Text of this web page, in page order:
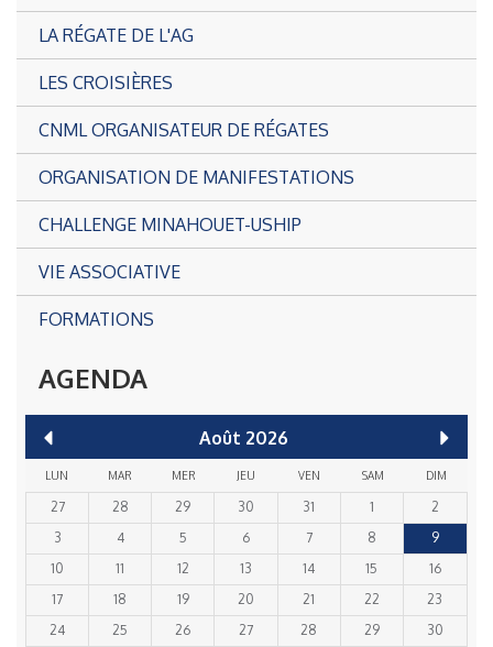
LA RÉGATE DE L'AG
LES CROISIÈRES
CNML ORGANISATEUR DE RÉGATES
ORGANISATION DE MANIFESTATIONS
CHALLENGE MINAHOUET-USHIP
VIE ASSOCIATIVE
FORMATIONS
AGENDA
Août 2026
LUN MAR MER JEU VEN SAM DIM
27 28 29 30 31 1
2
3
4 5 6 7 8
9
10
11 12 13 14 15
16
17
18 19 20 21 22
23
24
25 26 27 28 29 30